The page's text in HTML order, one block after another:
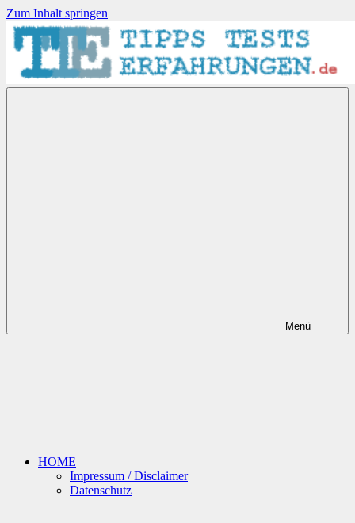
Zum Inhalt springen
Menü
HOME
Impressum / Disclaimer
Datenschutz